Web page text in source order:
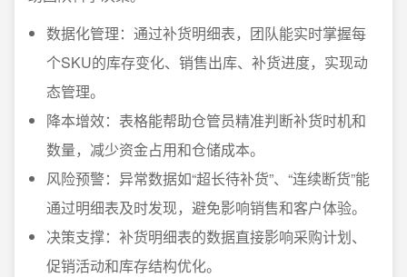
数据化管理：通过补货明细表，团队能实时掌握每
个SKU的库存变化、销售出库、补货进度，实现动
态管理。
降本增效：表格能帮助仓管员精准判断补货时机和
数量，减少资金占用和仓储成本。
风险预警：异常数据如“超长待补货”、“连续断货”能
通过明细表及时发现，避免影响销售和客户体验。
决策支撑：补货明细表的数据直接影响采购计划、
促销活动和库存结构优化。